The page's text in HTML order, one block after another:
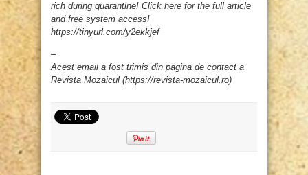
rich during quarantine! Click here for the full article
and free system access!
https://tinyurl.com/y2ekkjef
–
Acest email a fost trimis din pagina de contact a
Revista Mozaicul (https://revista-mozaicul.ro)